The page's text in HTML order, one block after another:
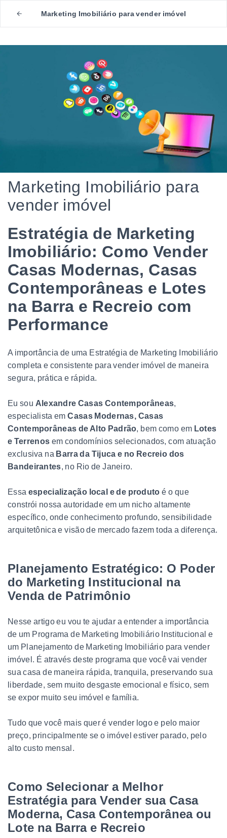
Marketing Imobiliário para vender imóvel
Marketing Imobiliário para
vender imóvel
Estratégia de Marketing
Imobiliário: Como Vender
Casas Modernas, Casas
Contemporâneas e Lotes
na Barra e Recreio com
Performance
A importância de uma Estratégia de Marketing Imobiliário
completa e consistente para vender imóvel de maneira
segura, prática e rápida.
Eu sou Alexandre Casas Contemporâneas,
especialista emCasas Modernas, Casas
Contemporâneas de Alto Padrão, bem como em Lotes
e Terrenos em condomínios selecionados, com atuação
exclusiva na Barra da Tijuca e no Recreio dos
Bandeirantes, no Rio de Janeiro.
Essa especialização local e de produtoé o que
constrói nossa autoridade em um nicho altamente
específico, onde conhecimento profundo, sensibilidade
arquitetônica e visão de mercado fazem toda a diferença.
Planejamento Estratégico: O Poder
do Marketing Institucional na
Venda de Patrimônio
Nesse artigo eu vou te ajudar a entender a importância
de um Programa de Marketing Imobiliário Institucional e
um Planejamento de Marketing Imobiliário para vender
imóvel. É através deste programa que você vai vender
sua casa de maneira rápida, tranquila, preservando sua
liberdade, sem muito desgaste emocional e físico, sem
se expor muito seu imóvel e família.
Tudo que você mais quer é vender logo e pelo maior
preço, principalmente se o imóvel estiver parado, pelo
alto custo mensal.
Como Selecionar a Melhor
Estratégia para Vender sua Casa
Moderna, Casa Contemporânea ou
Lote na Barra e Recreio